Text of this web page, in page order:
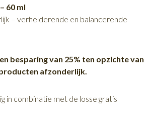
– 60 ml
– verhelderende en balancerende
besparing van 25% ten opzichte van
afzonderlijk.
in combinatie met de losse gratis